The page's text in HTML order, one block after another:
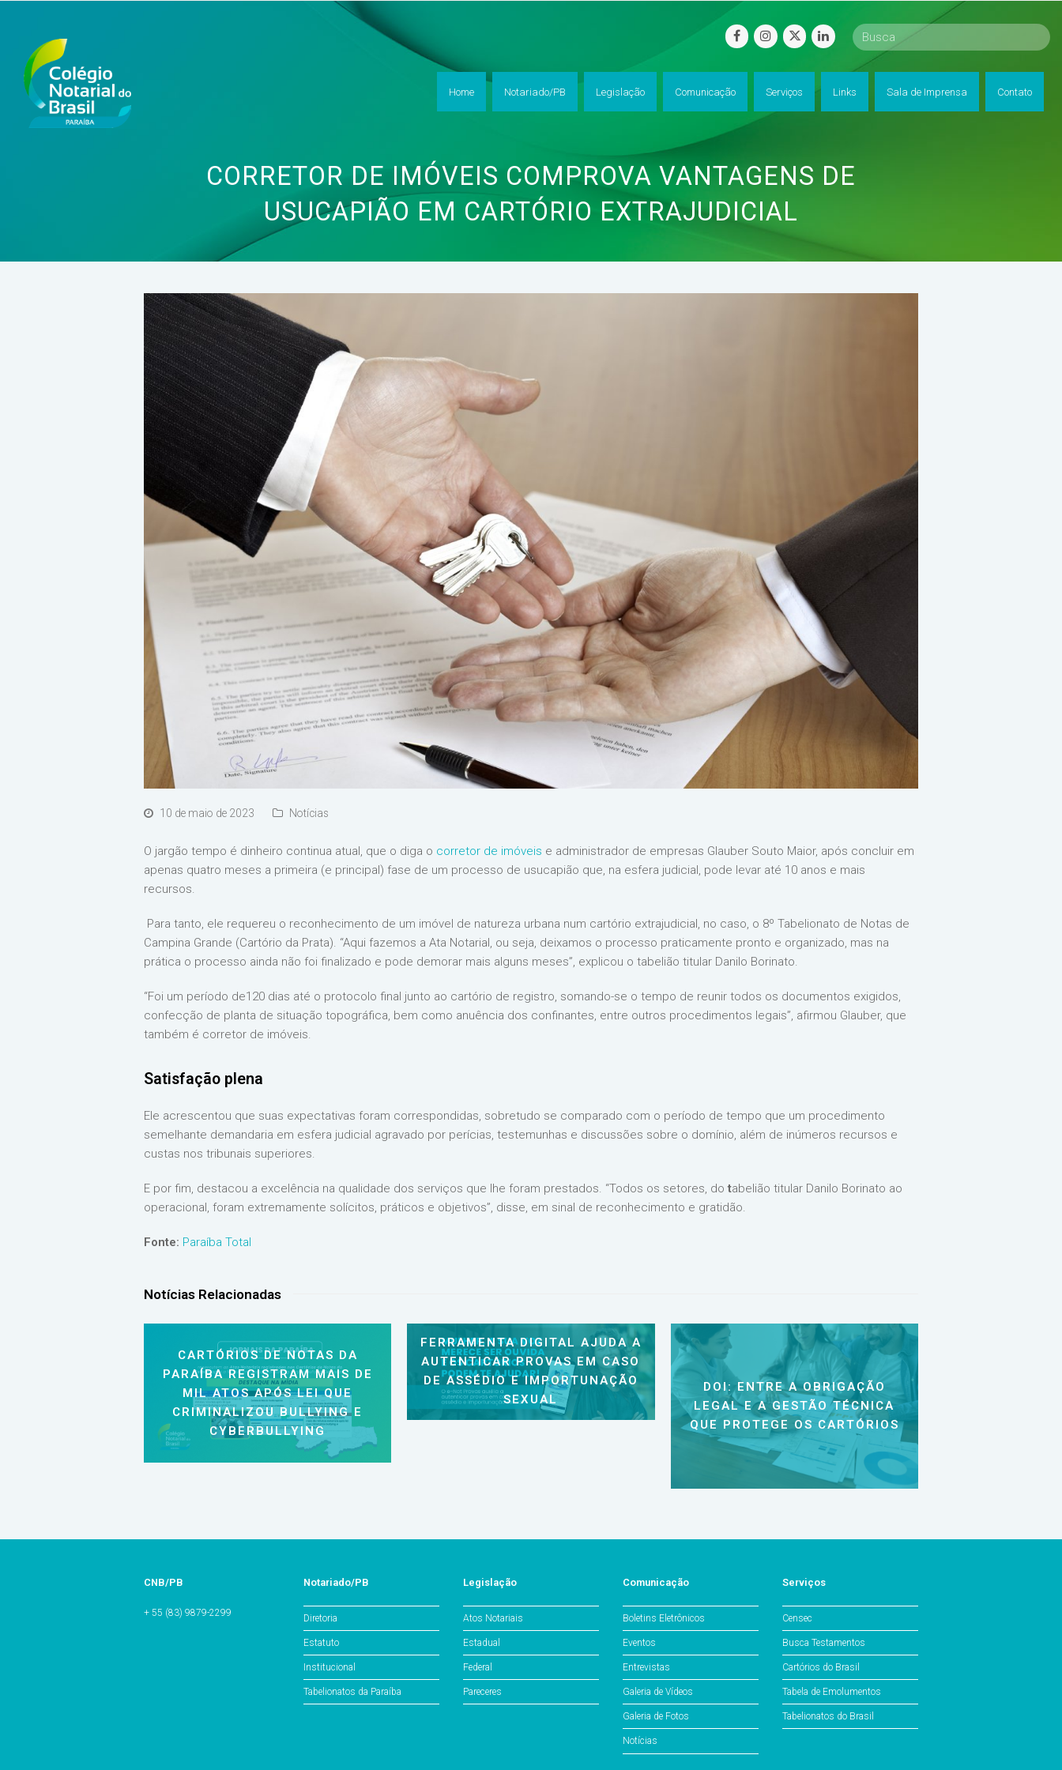
facebookinstagram
twitterlinkedin
Home Notariado/PB Legislação Comunicação Serviços Links Sala de Imprensa Contato
CORRETOR DE IMÓVEIS COMPROVA VANTAGENS DE
USUCAPIÃO EM CARTÓRIO EXTRAJUDICIAL
10 de maio de 2023 Notícias
O jargão tempo é dinheiro continua atual, que o diga o corretor de imóveis e administrador de empresas Glauber Souto Maior, após concluir em
apenas quatro meses a primeira (e principal) fase de um processo de usucapião que, na esfera judicial, pode levar até 10 anos e mais
recursos.
Para tanto, ele requereu o reconhecimento de um imóvel de natureza urbana num cartório extrajudicial, no caso, o 8º Tabelionato de Notas de
Campina Grande (Cartório da Prata). “Aqui fazemos a Ata Notarial, ou seja, deixamos o processo praticamente pronto e organizado, mas na
prática o processo ainda não foi finalizado e pode demorar mais alguns meses”, explicou o tabelião titular Danilo Borinato.
“Foi um período de120 dias até o protocolo final junto ao cartório de registro, somando-se o tempo de reunir todos os documentos exigidos,
confecção de planta de situação topográfica, bem como anuência dos confinantes, entre outros procedimentos legais”, afirmou Glauber, que
também é corretor de imóveis.
Satisfação plena
Ele acrescentou que suas expectativas foram correspondidas, sobretudo se comparado com o período de tempo que um procedimento
semelhante demandaria em esfera judicial agravado por perícias, testemunhas e discussões sobre o domínio, além de inúmeros recursos e
custas nos tribunais superiores.
E por fim, destacou a excelência na qualidade dos serviços que lhe foram prestados. “Todos os setores, dotabelião titular Danilo Borinato ao
operacional, foram extremamente solícitos, práticos e objetivos”, disse, em sinal de reconhecimento e gratidão.
Fonte: Paraíba Total
Notícias Relacionadas
CARTÓRIOS DE NOTAS DA
PARAÍBA REGISTRAM MAIS DE
MIL ATOS APÓS LEI QUE
CRIMINALIZOU BULLYING E
CYBERBULLYING
FERRAMENTA DIGITAL AJUDA A
AUTENTICAR PROVAS EM CASO
DE ASSÉDIO E IMPORTUNAÇÃO
SEXUAL
DOI: ENTRE A OBRIGAÇÃO
LEGAL E A GESTÃO TÉCNICA
QUE PROTEGE OS CARTÓRIOS
CNB/PB
+ 55 (83) 9879-2299
Notariado/PB
Diretoria
Estatuto
Institucional
Tabelionatos da Paraíba
Legislação
Atos Notariais
Estadual
Federal
Pareceres
Comunicação
Boletins Eletrônicos
Eventos
Entrevistas
Galeria de Vídeos
Galeria de Fotos
Notícias
Serviços
Censec
Busca Testamentos
Cartórios do Brasil
Tabela de Emolumentos
Tabelionatos do Brasil